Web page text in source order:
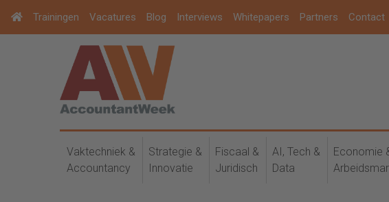
Trainingen Vacatures Blog Interviews Whitepapers Partners Contact
Vaktechniek &
Accountancy
Strategie &
Innovatie
Fiscaal &
Juridisch
AI, Tech &
Data
Economie